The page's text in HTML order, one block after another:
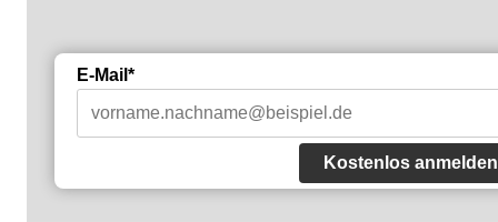
E-Mail*
Kostenlos anmelden